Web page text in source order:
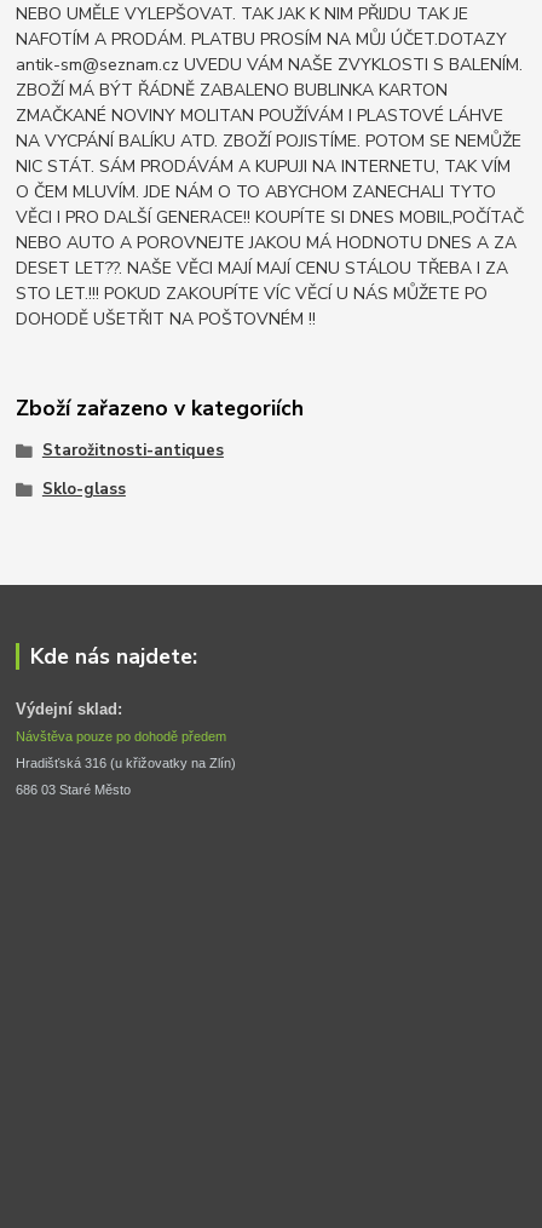
NEBO UMĚLE VYLEPŠOVAT. TAK JAK K NIM PŘIJDU TAK JE
NAFOTÍM A PRODÁM. PLATBU PROSÍM NA MŮJ ÚČET.DOTAZY
antik-sm@seznam.cz UVEDU VÁM NAŠE ZVYKLOSTI S BALENÍM.
ZBOŽÍ MÁ BÝT ŘÁDNĚ ZABALENO BUBLINKA KARTON
ZMAČKANÉ NOVINY MOLITAN POUŽÍVÁM I PLASTOVÉ LÁHVE
NA VYCPÁNÍ BALÍKU ATD. ZBOŽÍ POJISTÍME. POTOM SE NEMŮŽE
NIC STÁT. SÁM PRODÁVÁM A KUPUJI NA INTERNETU, TAK VÍM
O ČEM MLUVÍM. JDE NÁM O TO ABYCHOM ZANECHALI TYTO
VĚCI I PRO DALŠÍ GENERACE!! KOUPÍTE SI DNES MOBIL,POČÍTAČ
NEBO AUTO A POROVNEJTE JAKOU MÁ HODNOTU DNES A ZA
DESET LET??. NAŠE VĚCI MAJÍ MAJÍ CENU STÁLOU TŘEBA I ZA
STO LET.!!! POKUD ZAKOUPÍTE VÍC VĚCÍ U NÁS MŮŽETE PO
DOHODĚ UŠETŘIT NA POŠTOVNÉM !!
Zboží zařazeno v kategoriích
Starožitnosti-antiques
Sklo-glass
Kde nás najdete:
Výdejní sklad:
Návštěva pouze po dohodě předem
Hradišťská 316 (u křižovatky na Zlín)
686 03 Staré Město